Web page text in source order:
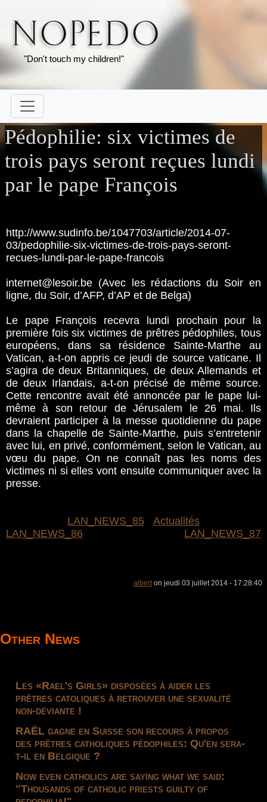
"Don't touch my children!"
Pédophilie: six victimes de
trois pays seront reçues lundi
par le pape François
http://www.sudinfo.be/1047703/article/2014-07-
03/pedophilie-six-victimes-de-trois-pays-seront-
recues-lundi-par-le-pape-francois
internet@lesoir.be (Avec les rédactions du Soir en
ligne, du Soir, d’AFP, d’AP et de Belga)
Le pape François recevra lundi prochain pour la
première fois six victimes de prêtres pédophiles, tous
européens, dans sa résidence Sainte-Marthe au
Vatican, a-t-on appris ce jeudi de source vaticane. Il
s’agira de deux Britanniques, de deux Allemands et
de deux Irlandais, a-t-on précisé de même source.
Cette rencontre avait été annoncée par le pape lui-
même à son retour de Jérusalem le 26 mai. Ils
devraient participer à la messe quotidienne du pape
dans la chapelle de Sainte-Marthe, puis s’entretenir
avec lui, en privé, conformément, selon le Vatican, au
vœu du pape. On ne connaît pas les noms des
victimes ni si elles vont ensuite communiquer avec la
presse.
LAN_NEWS_85
Actualités
LAN_NEWS_86
LAN_NEWS_87
alberton jeudi 03 juillet 2014 - 17:28:40
Other News
Les «Rael's Girls» disposées à aider les
prêtres catoliques à retrouver une sexualité
non-déviante !
RAËL gagne en Suisse son recours à propos
des prêtres catholiques pédophiles: Qu'en sera-
t-il en Belgique ?
Now even catholics are saying what we said:
"Thousands of catholic priests guilty of